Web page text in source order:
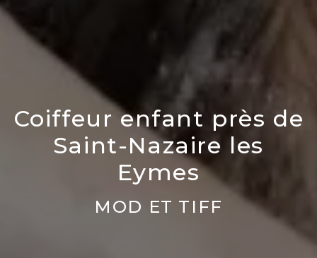
Coiffeur enfant près de
Saint-Nazaire les
Eymes
MOD ET TIFF